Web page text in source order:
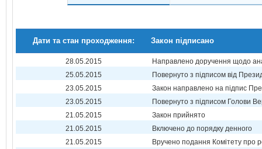
Дати та стан проходження: Закон підписано
28.05.2015
Направлено доручення щодо
25.05.2015
Повернуто з підписом від
23.05.2015
Закон направлено на підпис
23.05.2015
Повернуто з підписом Голови
21.05.2015
Закон прийнято
21.05.2015
Включено до порядку денного
21.05.2015
Вручено подання Комітету про